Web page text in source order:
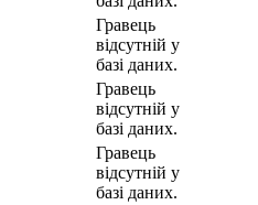
Гравець
відсутній у
базі даних.
Гравець
відсутній у
базі даних.
Гравець
відсутній у
базі даних.